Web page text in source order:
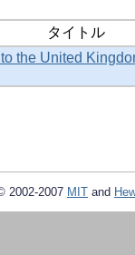
タイトル
the United
2002-2007 MIT and